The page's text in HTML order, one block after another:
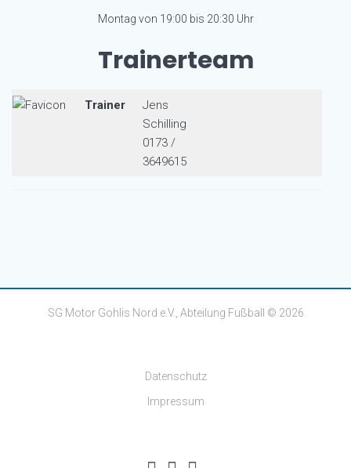
Montag von 19:00 bis 20:30 Uhr
Trainerteam
Trainer
Jens
Schilling
0173 /
3649615
SG Motor Gohlis Nord e.V., Abteilung Fußball © 2026
Datenschutz
Impressum